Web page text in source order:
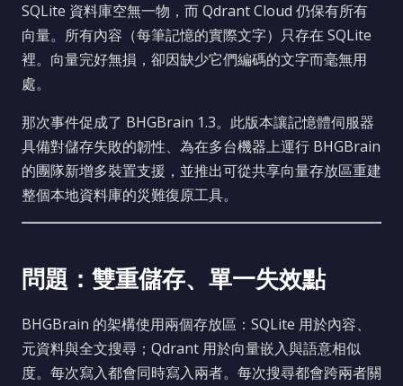
SQLite 資料庫空無一物，而 Qdrant Cloud 仍保有所有
向量。所有內容（每筆記憶的實際文字）只存在 SQLite
裡。向量完好無損，卻因缺少它們編碼的文字而毫無用
處。
那次事件促成了 BHGBrain 1.3。此版本讓記憶體伺服器
具備對儲存失敗的韌性、為在多台機器上運行 BHGBrain
的團隊新增多裝置支援，並推出可從共享向量存放區重建
整個本地資料庫的災難復原工具。
問題：雙重儲存、單一失效點
BHGBrain 的架構使用兩個存放區：SQLite 用於內容、
元資料與全文搜尋；Qdrant 用於向量嵌入與語意相似
度。每次寫入都會同時寫入兩者。每次搜尋都會跨兩者關